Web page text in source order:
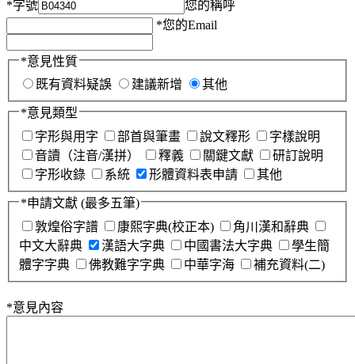
*字號
您的稱呼
*您的Email
*意見性質
既有資料疑誤
建議新增 其他
*意見類型
字形與用字
部首與筆畫 說文釋形
字樣說明
音讀（注音/漢拼）
釋義 關鍵文獻
研訂說明
字形收錄
系統 形體資料表申請 其他
*申請文獻 (最多五筆)
敦煌俗字譜
康熙字典(校正本)
角川漢和辭典
中文大辭典
漢語大字典 中國書法大字典
學生簡
體字字典
佛教難字字典 中華字海 補充資料(二)
*意見內容